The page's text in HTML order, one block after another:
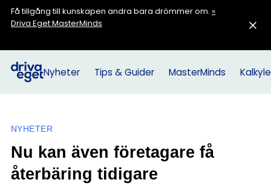
Få tillgång till kunskapen andra bara drömmer om. »
Driva Eget MasterMinds
Nyheter Tips & Guider MasterMinds
NYHETER
Nu kan även företagare få
återbäring tidigare